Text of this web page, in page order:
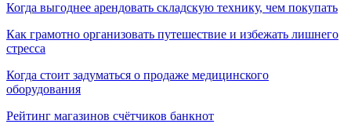
Когда выгоднее арендовать складскую технику, чем покупать
Как грамотно организовать путешествие и избежать лишнего
стресса
Когда стоит задуматься о продаже медицинского
оборудования
Рейтинг магазинов счётчиков банкнот